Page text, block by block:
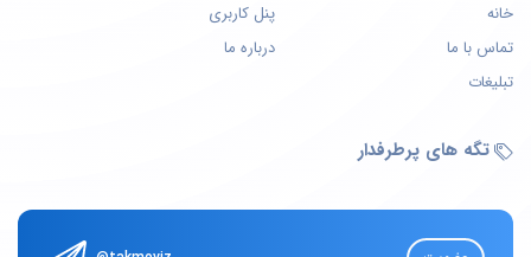
خانه
پنل کاربری
تماس با ما
درباره ما
تبلیغات
تگه های پرطرفدار